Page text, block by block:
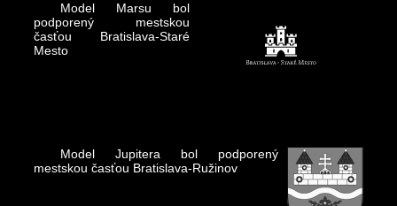
Model Marsu bol
podporený mestskou
časťou Bratislava-Staré
Mesto
Model Jupitera bol podporený
mestskou časťou Bratislava-Ružinov